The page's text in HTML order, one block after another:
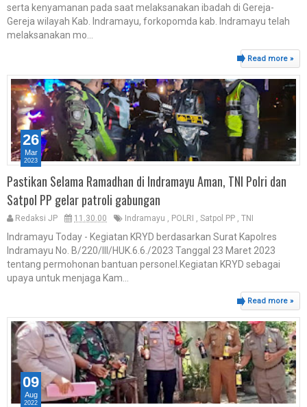
serta kenyamanan pada saat melaksanakan ibadah di Gereja-
Gereja wilayah Kab. Indramayu, forkopomda kab. Indramayu telah
melaksanakan mo...
Read more »
Pastikan Selama Ramadhan di Indramayu Aman, TNI Polri dan
Satpol PP gelar patroli gabungan
Redaksi JP 11.30.00 Indramayu POLRI Satpol PP TNI
Indramayu Today - Kegiatan KRYD berdasarkan Surat Kapolres
Indramayu No. B/220/III/HUK.6.6./2023 Tanggal 23 Maret 2023
tentang permohonan bantuan personel.Kegiatan KRYD sebagai
upaya untuk menjaga Kam...
Read more »
26
Mar
2023
09
Aug
2022